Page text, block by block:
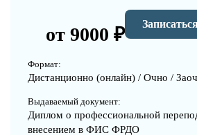
от 9000 ₽
Формат:
Дистанционно (онлайн) / Очно /
Выдаваемый документ:
Диплом о профессиональной
внесением в ФИС ФРДО